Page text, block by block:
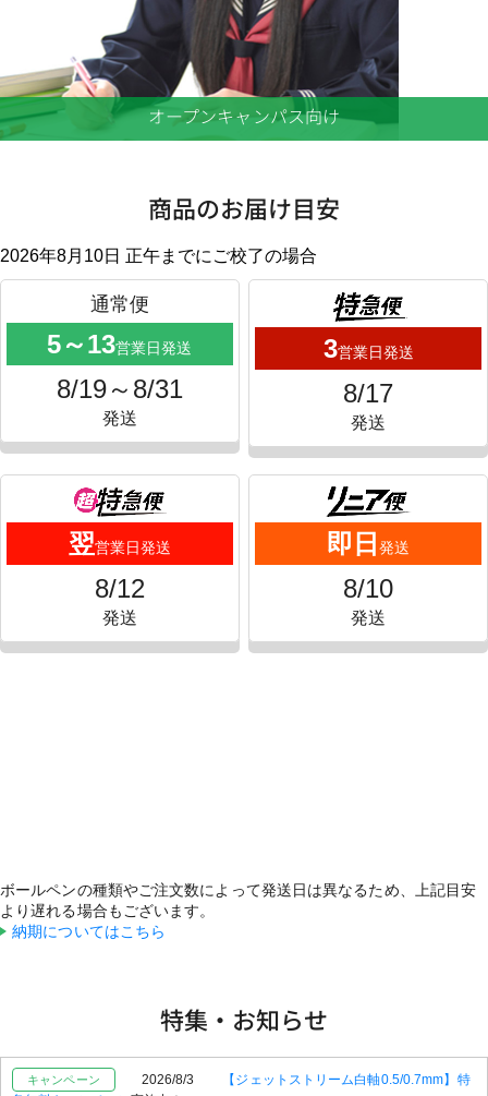
オープンキャンパス向け
商品のお届け目安
ボールペンの種類やご注文数によって発送日は異なるため、上記目安
より遅れる場合もございます。
納期についてはこちら
特集・お知らせ
キャンペーン 2026/8/3
【ジェットストリーム白軸0.5/0.7mm】特